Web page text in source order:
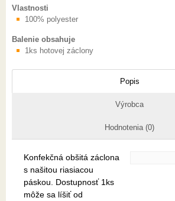
Vlastnosti
100% polyester
Balenie obsahuje
1ks hotovej záclony
Popis
Výrobca
Hodnotenia (0)
Konfekčná obšitá záclona
s našitou riasiacou
páskou. Dostupnosť 1ks
môže sa líšiť od